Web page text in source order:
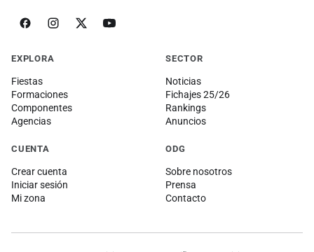
EXPLORA
Fiestas
Formaciones
Componentes
Agencias
SECTOR
Noticias
Fichajes 25/26
Rankings
Anuncios
CUENTA
Crear cuenta
Iniciar sesión
Mi zona
ODG
Sobre nosotros
Prensa
Contacto